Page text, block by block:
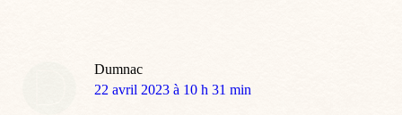
Dumnac
dit
22 avril 2023 à 10 h 31 min